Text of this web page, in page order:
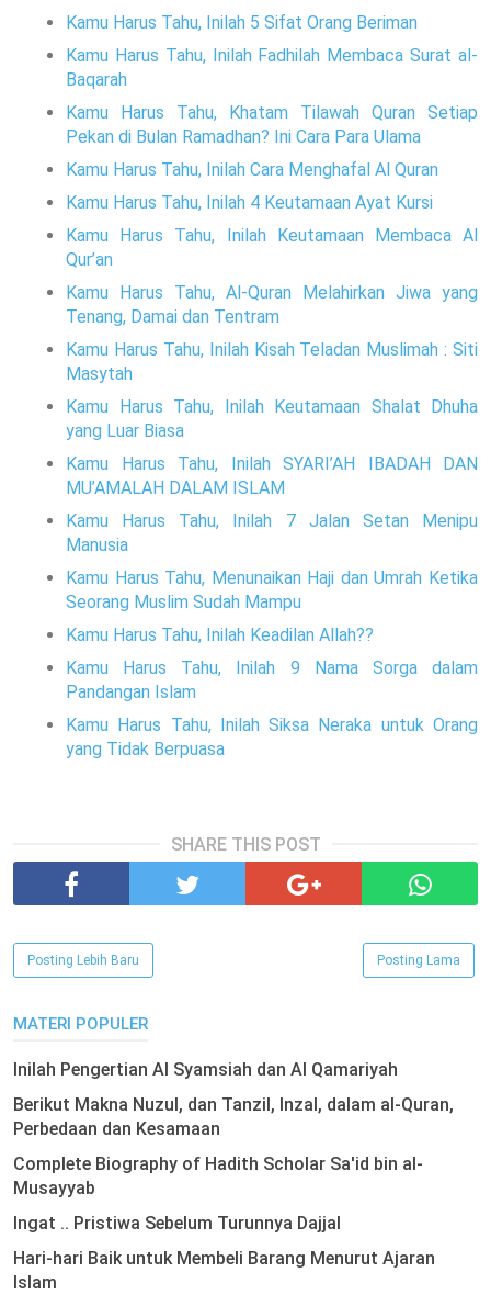
Kamu Harus Tahu, Inilah 5 Sifat Orang Beriman
Kamu Harus Tahu, Inilah Fadhilah Membaca Surat al-
Baqarah
Kamu Harus Tahu, Khatam Tilawah Quran Setiap
Pekan di Bulan Ramadhan? Ini Cara Para Ulama
Kamu Harus Tahu, Inilah Cara Menghafal Al Quran
Kamu Harus Tahu, Inilah 4 Keutamaan Ayat Kursi
Kamu Harus Tahu, Inilah Keutamaan Membaca Al
Qur’an
Kamu Harus Tahu, Al-Quran Melahirkan Jiwa yang
Tenang, Damai dan Tentram
Kamu Harus Tahu, Inilah Kisah Teladan Muslimah : Siti
Masytah
Kamu Harus Tahu, Inilah Keutamaan Shalat Dhuha
yang Luar Biasa
Kamu Harus Tahu, Inilah SYARI’AH IBADAH DAN
MU’AMALAH DALAM ISLAM
Kamu Harus Tahu, Inilah 7 Jalan Setan Menipu
Manusia
Kamu Harus Tahu, Menunaikan Haji dan Umrah Ketika
Seorang Muslim Sudah Mampu
Kamu Harus Tahu, Inilah Keadilan Allah??
Kamu Harus Tahu, Inilah 9 Nama Sorga dalam
Pandangan Islam
Kamu Harus Tahu, Inilah Siksa Neraka untuk Orang
yang Tidak Berpuasa
SHARE THIS POST
Posting Lebih Baru Posting Lama
MATERI POPULER
Inilah Pengertian Al Syamsiah dan Al Qamariyah
Berikut Makna Nuzul, dan Tanzil, Inzal, dalam al-Quran,
Perbedaan dan Kesamaan
Complete Biography of Hadith Scholar Sa'id bin al-
Musayyab
Ingat .. Pristiwa Sebelum Turunnya Dajjal
Hari-hari Baik untuk Membeli Barang Menurut Ajaran
Islam